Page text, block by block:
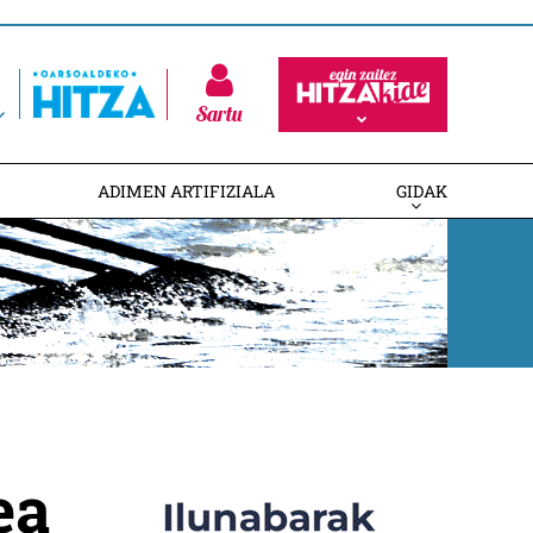
Sartu
ADIMEN ARTIFIZIALA GIDAK